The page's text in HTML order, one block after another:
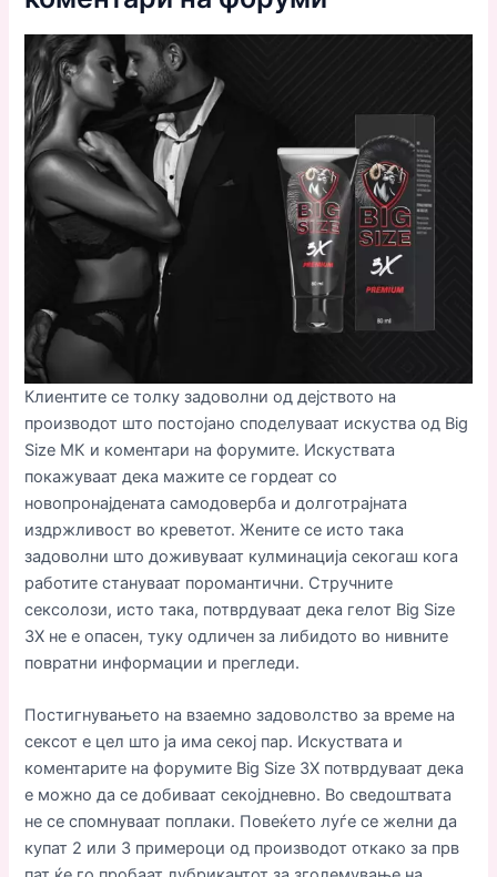
Клиентите се толку задоволни од дејството на
производот што постојано споделуваат искуства од Big
Size MK и коментари на форумите. Искуствата
покажуваат дека мажите се гордеат со
новопронајдената самодоверба и долготрајната
издржливост во креветот. Жените се исто така
задоволни што доживуваат кулминација секогаш кога
работите стануваат поромантични. Стручните
сексолози, исто така, потврдуваат дека гелот Big Size
3X не е опасен, туку одличен за либидото во нивните
повратни информации и прегледи.
Постигнувањето на взаемно задоволство за време на
сексот е цел што ја има секој пар. Искуствата и
коментарите на форумите Big Size 3X потврдуваат дека
е можно да се добиваат секојдневно. Во сведоштвата
не се спомнуваат поплаки. Повеќето луѓе се желни да
купат 2 или 3 примероци од производот откако за прв